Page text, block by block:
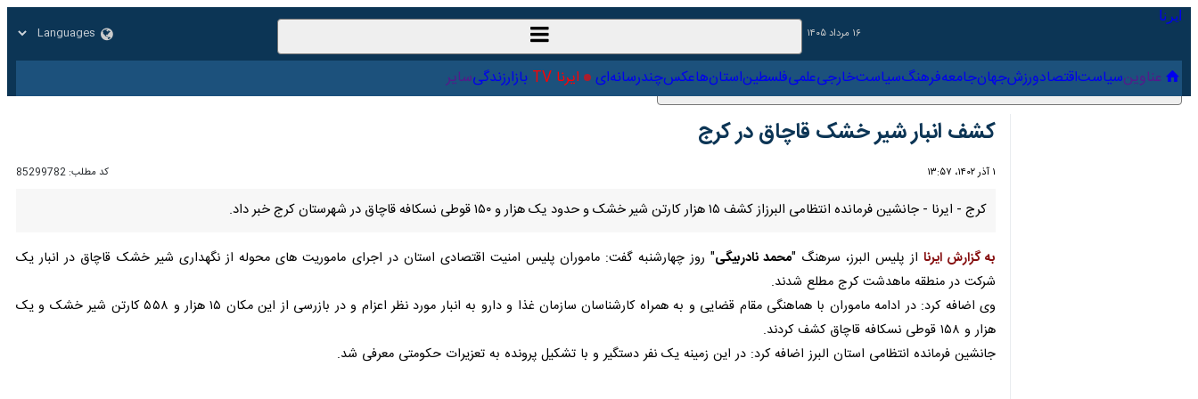
۱۶ مرداد ۱۴۰۵
عناوین‌ سیاست اقتصاد ورزش جهان جامعه فرهنگ سیاست‌خارجی علمی فلسطین استان‌ها عکس چندرسانه‌ای ایرنا TV
کشف انبار شیر خشک قاچاق در کرج
کد مطلب:85299782
کرج - ایرنا - جانشین فرمانده انتظامی البرزاز کشف ۱۵ هزار کارتن شیر خشک و حدود یک هزار و ۱۵۰ قوطی نسکافه قاچاق در شهرستان کرج خبر داد.
به گزارش ایرنااز پلیس البرز، سرهنگ "محمد نادربیگی" روز چهارشنبه گفت: ماموران پلیس امنیت اقتصادی استان در اجرای ماموریت های محوله از نگهداری شیر خشک قاچاق در انبار یک شرکت
در منطقه ماهدشت کرج مطلع شدند.
وی اضافه کرد: در ادامه ماموران با هماهنگی مقام قضایی و به همراه کارشناسان سازمان غذا و دارو به انبار مورد نظر اعزام و در بازرسی از این مکان ۱۵ هزار و ۵۵۸ کارتن شیر خشک و یک هزار
و ۱۵۸ قوطی نسکافه قاچاق کشف کردند.
جانشین فرمانده انتظامی استان البرز اضافه کرد: در این زمینه یک نفر دستگیر و با تشکیل پرونده به تعزیرات حکومتی معرفی شد.